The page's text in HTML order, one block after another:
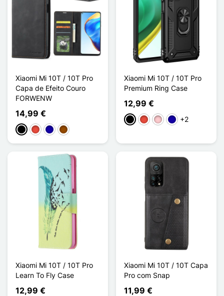
Xiaomi Mi 10T / 10T Pro
Capa de Efeito Couro
FORWENW
14,99 €
PretoVermelhoAzul Escuro
Castanho
Xiaomi Mi 10T / 10T Pro
Premium Ring Case
12,99 €
PretoVermelho
RosaAzul Escuro
+2
Xiaomi Mi 10T / 10T Pro
Learn To Fly Case
12,99 €
Xiaomi Mi 10T / 10T Capa
Pro com Snap
11,99 €